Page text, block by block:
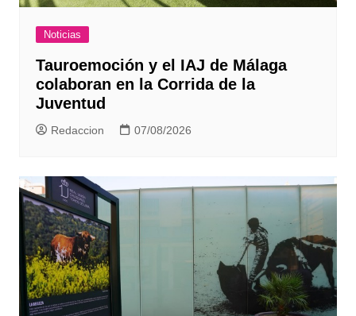
Noticias
Tauroemoción y el IAJ de Málaga
colaboran en la Corrida de la
Juventud
Redaccion 07/08/2026